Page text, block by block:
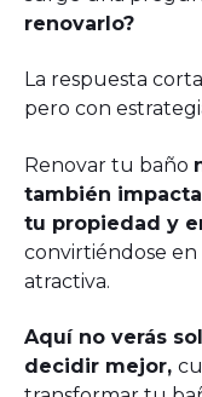
renovarlo?
La respuesta
pero con
Renovar tu baño
también
tu propiedad y
convirtiéndose
atractiva.
Aquí no verás
decidir mejor,